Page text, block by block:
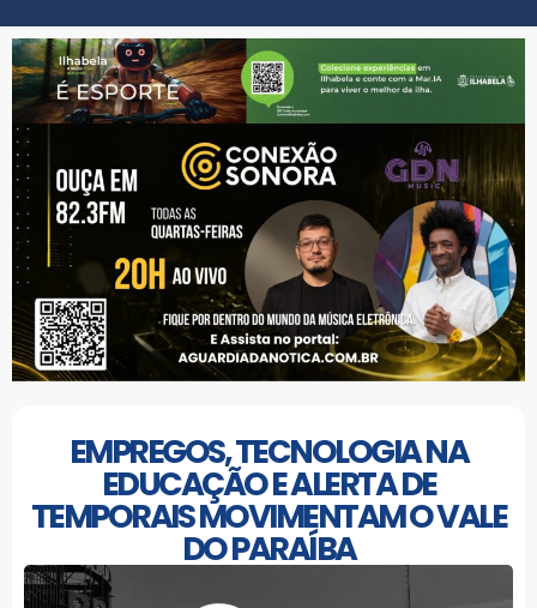
EMPREGOS, TECNOLOGIA NA
EDUCAÇÃO E ALERTA DE
TEMPORAIS MOVIMENTAM O VALE
DO PARAÍBA